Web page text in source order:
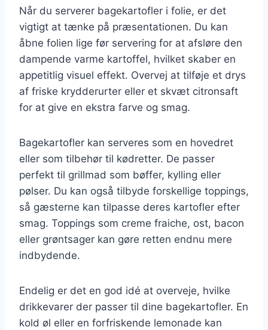
Når du serverer bagekartofler i folie, er det
vigtigt at tænke på præsentationen. Du kan
åbne folien lige før servering for at afsløre den
dampende varme kartoffel, hvilket skaber en
appetitlig visuel effekt. Overvej at tilføje et drys
af friske krydderurter eller et skvæt citronsaft
for at give en ekstra farve og smag.
Bagekartofler kan serveres som en hovedret
eller som tilbehør til kødretter. De passer
perfekt til grillmad som bøffer, kylling eller
pølser. Du kan også tilbyde forskellige toppings,
så gæsterne kan tilpasse deres kartofler efter
smag. Toppings som creme fraiche, ost, bacon
eller grøntsager kan gøre retten endnu mere
indbydende.
Endelig er det en god idé at overveje, hvilke
drikkevarer der passer til dine bagekartofler. En
kold øl eller en forfriskende lemonade kan